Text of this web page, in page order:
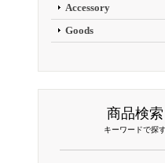
Accessory
Goods
商品検索
キーワードで探